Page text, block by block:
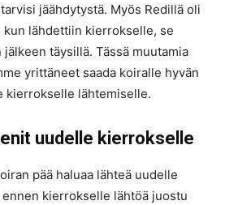
jäähdytystä. Myös Redillä oli
kun lähdettiin kierrokselle, se
täysillä. Tässä muutamia
yrittäneet saada koiralle hyvän
kierrokselle lähtemiselle.
uudelle kierrokselle
pää haluaa lähteä uudelle
kierrokselle lähtöä juostu